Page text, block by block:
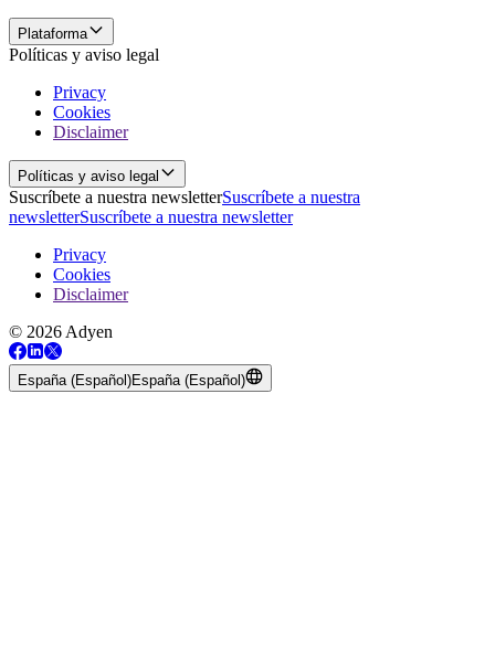
Plataforma
Políticas y aviso legal
Privacy
Cookies
Disclaimer
Políticas y aviso legal
Suscríbete a nuestra newsletterSuscríbete a nuestra
newsletterSuscríbete a nuestra newsletter
Privacy
Cookies
Disclaimer
© 2026 Adyen
España (Español)España (Español)